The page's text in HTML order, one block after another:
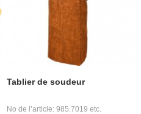
Tablier de soudeur
No de l’article: 985.7019 etc.